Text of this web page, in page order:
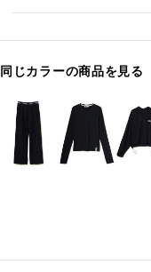
同じカラーの商品を見る